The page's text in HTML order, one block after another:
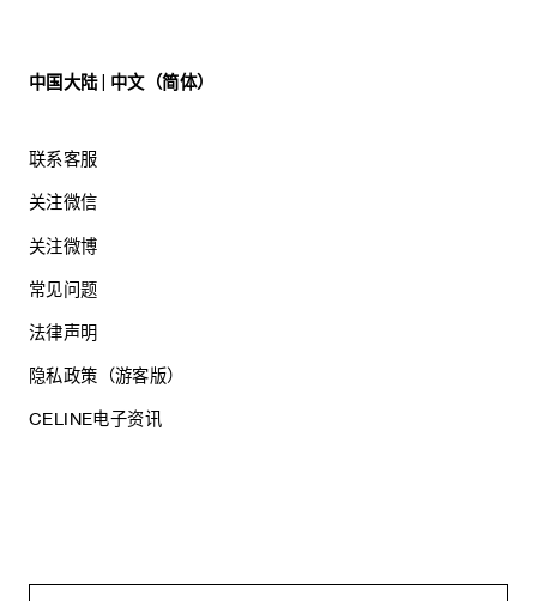
中国大陆 | 中文（简体）
联系客服
关注微信
关注微博
常见问题
法律声明
隐私政策（游客版）
CELINE电子资讯
思琳商贸（上海）有限公司